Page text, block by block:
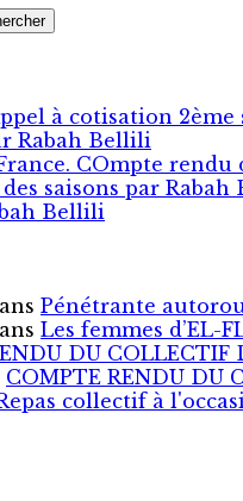
à cotisation 2ème
Rabah Bellili
COmpte rendu
saisons par Rabah
Bellili
Pénétrante
Les femmes d’EL-
DU COLLECTIF
COMPTE RENDU DU
collectif à